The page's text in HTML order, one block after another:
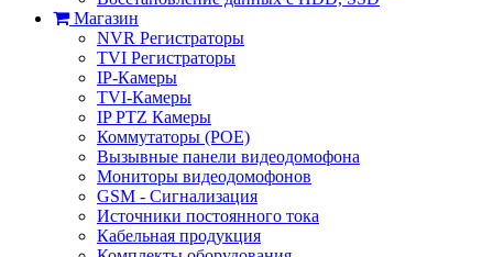
Магазин
NVR Регистраторы
TVI Регистраторы
IP-Камеры
TVI-Камеры
IP PTZ Камеры
Коммутаторы (POE)
Вызывные панели видеодомофона
Мониторы видеодомофонов
GSM - Сигнализация
Источники постоянного тока
Кабельная продукция